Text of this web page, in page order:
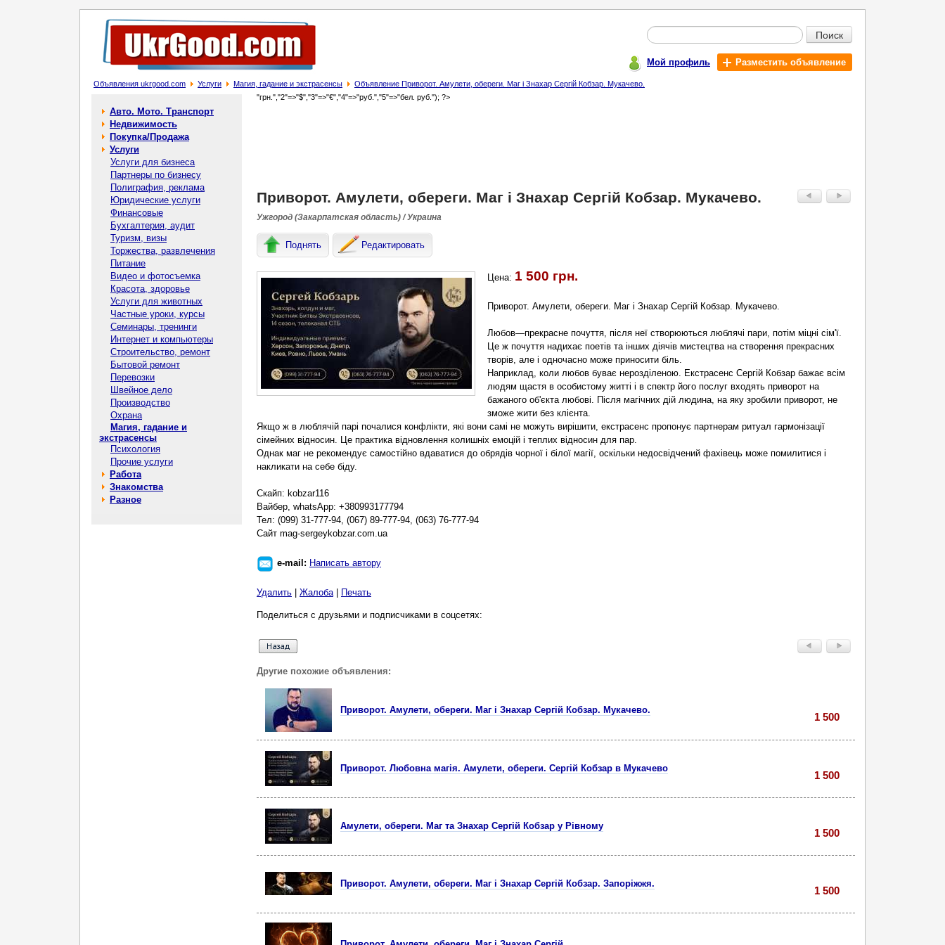
Поиск
Мой профиль Разместить объявление
Объявления ukrgood.com Услуги Магия, гадание и экстрасенсы Объявление Приворот. Амулети, обереги. Маг і Знахар Сергій Кобзар. Мукачево.
Авто. Мото. Транспорт
Недвижимость
Покупка/Продажа
Услуги
Услуги для бизнеса
Партнеры по бизнесу
Полиграфия, реклама
Юридические услуги
Финансовые
Бухгалтерия, аудит
Туризм, визы
Торжества, развлечения
Питание
Видео и фотосъемка
Красота, здоровье
Услуги для животных
Частные уроки, курсы
Семинары, тренинги
Интернет и компьютеры
Строительство, ремонт
Бытовой ремонт
Перевозки
Швейное дело
Производство
Охрана
Магия, гадание и
экстрасенсы
Психология
Прочие услуги
Работа
Знакомства
Разное
"грн.","2"=>"$","3"=>"€","4"=>"руб.","5"=>"бел. руб."); ?>
Приворот. Амулети, обереги. Маг і Знахар Сергій Кобзар. Мукачево.
Ужгород (Закарпатская область) / Украина
Поднять Редактировать
Цена: 1 500 грн.
Приворот. Амулети, обереги. Маг і Знахар Сергій Кобзар. Мукачево.
Любов—прекрасне почуття, після неї створюються люблячі пари, потім міцні сім'ї.
Це ж почуття надихає поетів та інших діячів мистецтва на створення прекрасних
творів, але і одночасно може приносити біль.
Наприклад, коли любов буває нерозділеною. Екстрасенс Сергій Кобзар бажає всім
людям щастя в особистому житті і в спектр його послуг входять приворот на
бажаного об'єкта любові. Після магічних дій людина, на яку зробили приворот, не
зможе жити без клієнта.
Якщо ж в люблячій парі почалися конфлікти, які вони самі не можуть вирішити, екстрасенс пропонує партнерам ритуал гармонізації
сімейних відносин. Це практика відновлення колишніх емоцій і теплих відносин для пар.
Однак маг не рекомендує самостійно вдаватися до обрядів чорної і білої магії, оскільки недосвідчений фахівець може помилитися і
накликати на себе біду.
Скайп: kobzar116
Вайбер, whatsApp: +380993177794
Тел: (099) 31-777-94, (067) 89-777-94, (063) 76-777-94
Сайт mag-sergeykobzar.com.ua
e-mail: Написать автору
Удалить Жалоба| Печать
Поделиться с друзьями и подписчиками в соцсетях:
Другие похожие объявления:
Приворот. Амулети, обереги. Маг і Знахар Сергій Кобзар. Мукачево.
1 500
Приворот. Любовна магія. Амулети, обереги. Сергій Кобзар в Мукачево
1 500
Амулети, обереги. Маг та Знахар Сергій Кобзар у Рівному
1 500
Приворот. Амулети, обереги. Маг і Знахар Сергій Кобзар. Запоріжжя.
1 500